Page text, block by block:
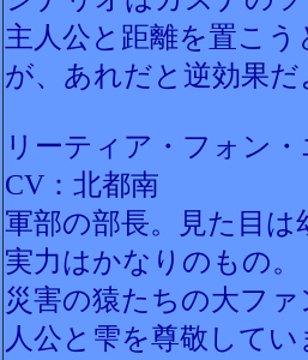
主人公と距離を置こ
が、あれだと逆効果だ
リーティア・フォン
CV：北都南
軍部の部長。見た目
実力はかなりのもの。
災害の猿たちの大フ
人公と雫を尊敬してい